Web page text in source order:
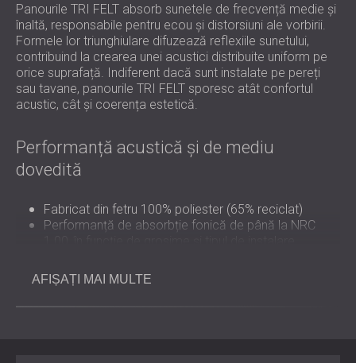
Panourile TRI FELT absorb sunetele de frecvență medie și
înaltă, responsabile pentru ecou și distorsiuni ale vorbirii.
Formele lor triunghiulare difuzează reflexiile sunetului,
contribuind la crearea unei acustici distribuite uniform pe
orice suprafață. Indiferent dacă sunt instalate pe pereți
sau tavane, panourile TRI FELT sporesc atât confortul
acustic, cât și coerența estetică.
Performanță acustică și de mediu
dovedită
Fabricat din fetru 100% poliester (65% reciclat)
Performanță de absorbție fonică de până la NRC
Emisii reduse, netoxice și complet reciclabile
Fabricat conform unor procese sustenabile și
responsabile din punct de vedere ecologic
AFIȘAȚI MAI MULTE